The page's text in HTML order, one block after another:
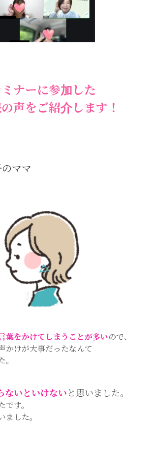
ナーに参加した
声をご紹介します！
ママ
葉をかけてしまうことが多いので、
かけが大事だったなんて
。
ないといけない と思いました。
です。
ました。